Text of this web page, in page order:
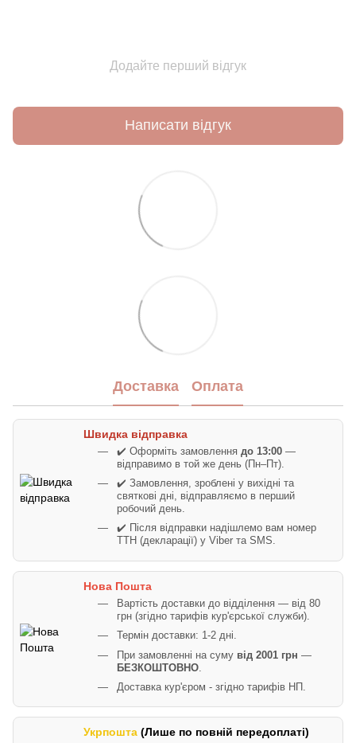
Додайте перший відгук
Написати відгук
Доставка Оплата
Швидка відправка
✔️ Оформіть замовлення до 13:00 —
відправимо в той же день (Пн–Пт).
✔️ Замовлення, зроблені у вихідні та
святкові дні, відправляємо в перший
робочий день.
✔️ Після відправки надішлемо вам номер
ТТН (декларації) у Viber та SMS.
Нова Пошта
Вартість доставки до відділення — від 80
грн (згідно тарифів кур'єрської служби).
Термін доставки: 1-2 дні.
При замовленні на суму від 2001 грн —
БЕЗКОШТОВНО
Доставка кур'єром - згідно тарифів НП.
Укрпошта (Лише по повній передоплаті)